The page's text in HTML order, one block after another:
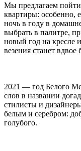
Мы предлагаем пойти
квартиры: особенно,
ночь в году в
выбрать в палитре,
новый год на кресле
везения станет
2021 — год Белого
слов в названии
стилисты и
белым и серебром:
голубого.